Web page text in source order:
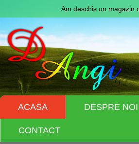
Am deschis un magazin
ACASA DESPRE NOI
CONTACT